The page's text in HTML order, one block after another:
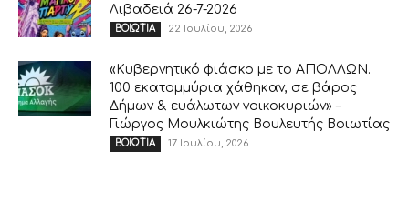
Λιβαδειά 26-7-2026
ΒΟΙΩΤΙΑ 22 Ιουλίου, 2026
«Κυβερνητικό φιάσκο με το ΑΠΟΛΛΩΝ.
100 εκατομμύρια χάθηκαν, σε βάρος
Δήμων & ευάλωτων νοικοκυριών» –
Γιώργος Μουλκιώτης Βουλευτής Βοιωτίας
ΒΟΙΩΤΙΑ 17 Ιουλίου, 2026